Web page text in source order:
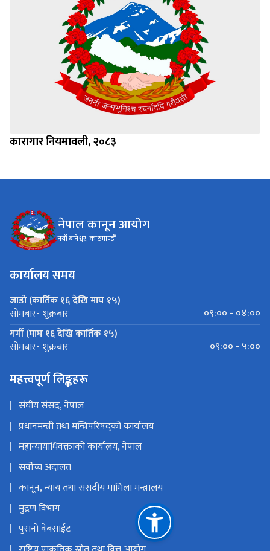
कारागार नियमावली, २०८३
नेपाल कानून आयोग
नयाँ बानेश्वर, काठमाण्डौँ
कार्यालय समय
जाडो (कार्तिक १६ देखि माघ १५)
सोमबार- शुक्रबार
०९:०० - ०४:००
गर्मी (माघ १६ देखि कार्तिक १५)
सोमबार- शुक्रबार ०९:०० - ५:००
महत्त्वपूर्ण लिङ्कहरू
संघीय संसद, नेपाल
प्रधानमन्त्री तथा मन्त्रिपरिषद्को कार्यालय
महान्यायाधिवक्ताको कार्यालय, नेपाल
सर्वोच्च अदालत
कानून, न्याय तथा संसदीय मामिला मन्त्रालय
मुद्रण विभाग
पुरानो वेबसाईट